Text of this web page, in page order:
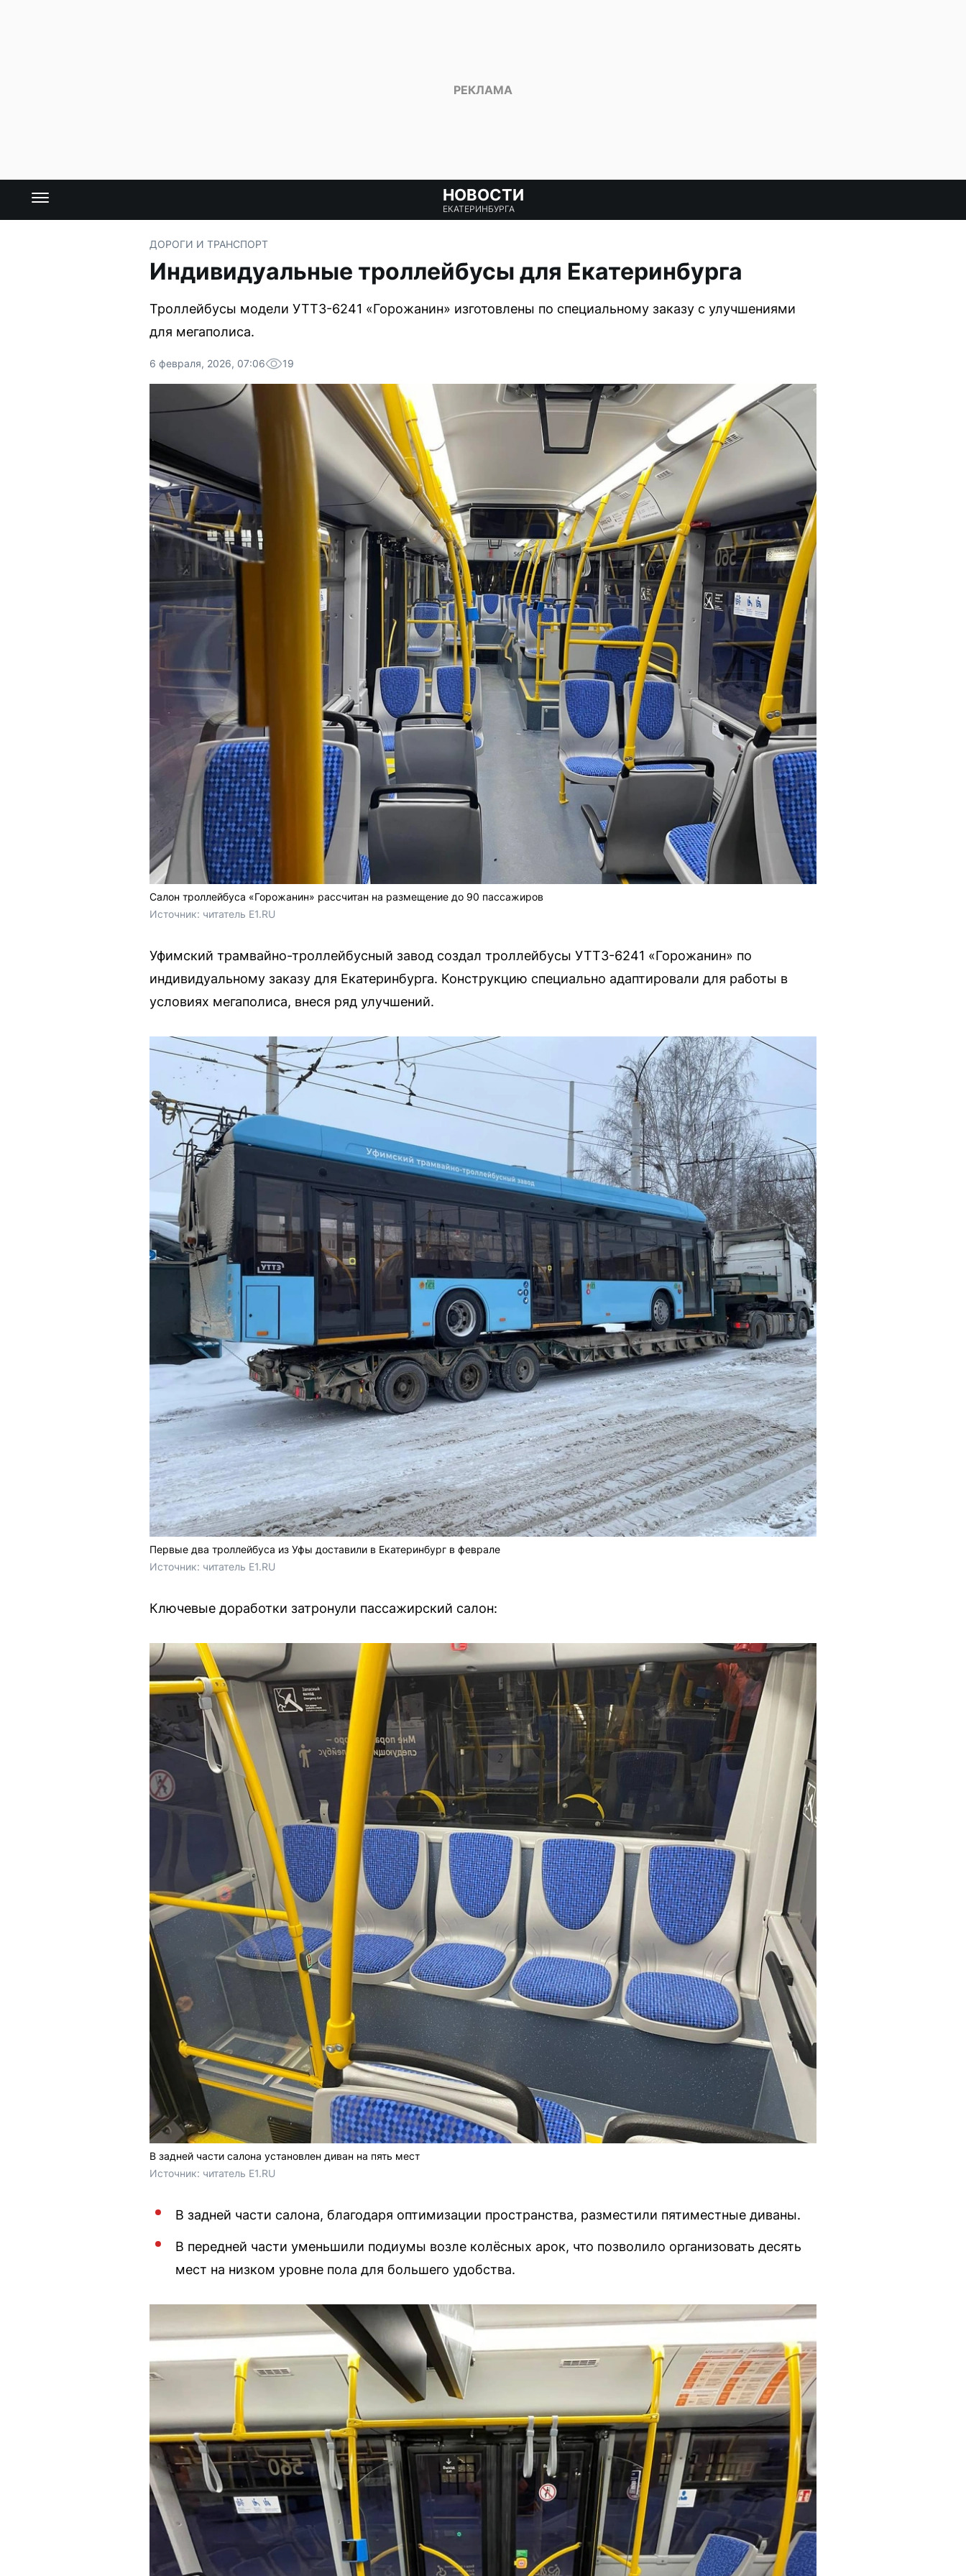
НОВОСТИ
ЕКАТЕРИНБУРГА
ДОРОГИ И ТРАНСПОРТ
Индивидуальные троллейбусы для Екатеринбурга
Троллейбусы модели УТТЗ-6241 «Горожанин» изготовлены по специальному заказу с улучшениями
для мегаполиса.
6 февраля, 2026, 07:06 19
Салон троллейбуса «Горожанин» рассчитан на размещение до 90 пассажиров
Источник: читатель E1.RU
Уфимский трамвайно-троллейбусный завод создал троллейбусы УТТЗ-6241 «Горожанин» по
индивидуальному заказу для Екатеринбурга. Конструкцию специально адаптировали для работы в
условиях мегаполиса, внеся ряд улучшений.
Первые два троллейбуса из Уфы доставили в Екатеринбург в феврале
Источник: читатель E1.RU
Ключевые доработки затронули пассажирский салон:
В задней части салона установлен диван на пять мест
Источник: читатель E1.RU
В задней части салона, благодаря оптимизации пространства, разместили пятиместные диваны.
В передней части уменьшили подиумы возле колёсных арок, что позволило организовать десять
мест на низком уровне пола для большего удобства.